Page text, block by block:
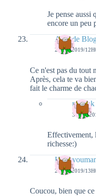
Je pense aussi
encore un peu
Alex de
2 MAI 2019/
Ce n'est pas du tout
Après, cela te va
fait le charme de
natieak
3 MAI
Effectivement,
richesse:)
2 MAI 2019/
Coucou, bien que